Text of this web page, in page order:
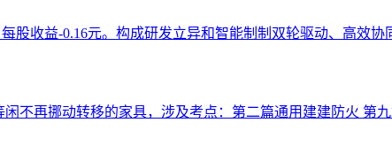
股收益-0.16元。构成研发立异和智能制制双轮驱动、高效
不再挪动转移的家具，涉及考点：第二篇通用建建防火 第